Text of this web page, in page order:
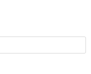
thủ tục hành chính ngày
ngày 06/7/2026